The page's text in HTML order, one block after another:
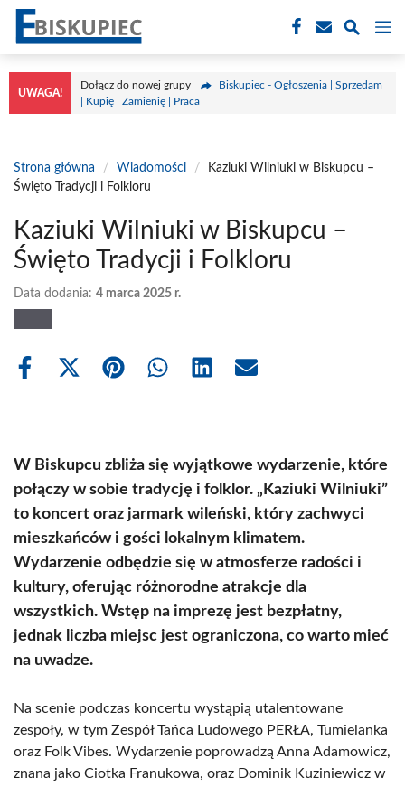
Przejdź
treści
UWAGA!
Dołącz do nowej grupy
Biskupiec - Ogłoszenia | Sprzedam
| Kupię | Zamienię | Praca
Strona główna / Wiadomości /
Kaziuki Wilniuki w Biskupcu –
Święto Tradycji i Folkloru
Kaziuki Wilniuki w Biskupcu –
Święto Tradycji i Folkloru
Data dodania: 4 marca 2025 r.
Share
Share
(Twitter)
Share Share Share Share
W Biskupcu zbliża się wyjątkowe wydarzenie, które
połączy w sobie tradycję i folklor. „Kaziuki Wilniuki”
to koncert oraz jarmark wileński, który zachwyci
mieszkańców i gości lokalnym klimatem.
Wydarzenie odbędzie się w atmosferze radości i
kultury, oferując różnorodne atrakcje dla
wszystkich. Wstęp na imprezę jest bezpłatny,
jednak liczba miejsc jest ograniczona, co warto mieć
na uwadze.
Na scenie podczas koncertu wystąpią utalentowane
zespoły, w tym Zespół Tańca Ludowego PERŁA, Tumielanka
oraz Folk Vibes. Wydarzenie poprowadzą Anna Adamowicz,
znana jako Ciotka Franukowa, oraz Dominik Kuziniewicz w